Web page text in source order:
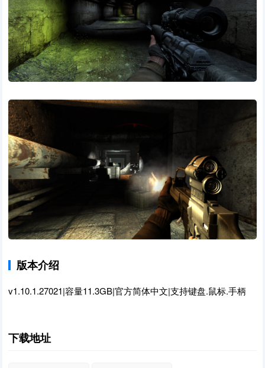
版本介绍
v1.10.1.27021|容量11.3GB|官方简体中文|支持键盘.鼠标.手柄
下载地址